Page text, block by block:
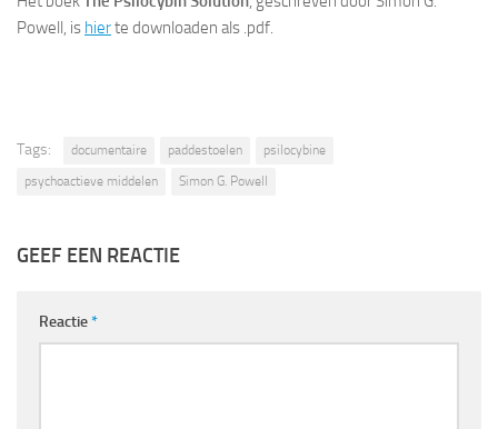
Powell, is hierte downloaden als .pdf.
Tags: documentaire paddestoelen
psilocybine
psychoactieve middelen
Simon G. Powell
GEEF EEN REACTIE
Reactie*